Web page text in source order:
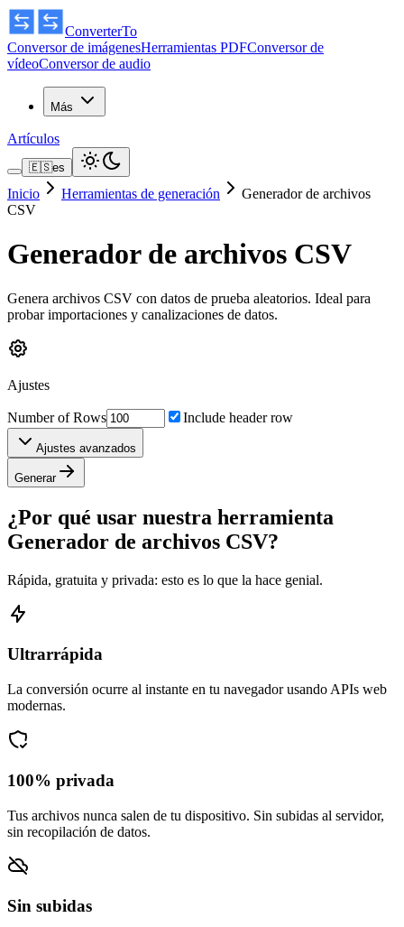
ConverterTo
Conversor de imágenesHerramientas PDFConversor de
vídeoConversor de audio
Más
Artículos
🇪🇸es
Inicio Herramientas de generación
Generador de archivos
CSV
Generador de archivos CSV
Genera archivos CSV con datos de prueba aleatorios. Ideal para
probar importaciones y canalizaciones de datos.
Ajustes
Number of Rows Include header row
Ajustes avanzados
Generar
¿Por qué usar nuestra herramienta
Generador de archivos CSV?
Rápida, gratuita y privada: esto es lo que la hace genial.
Ultrarrápida
La conversión ocurre al instante en tu navegador usando APIs web
modernas.
100% privada
Tus archivos nunca salen de tu dispositivo. Sin subidas al servidor,
sin recopilación de datos.
Sin subidas